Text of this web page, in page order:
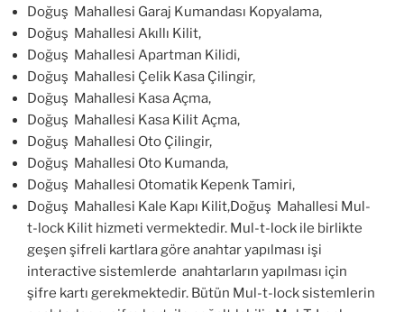
Doğuş Mahallesi Garaj Kumandası Kopyalama,
Doğuş Mahallesi Akıllı Kilit,
Doğuş Mahallesi Apartman Kilidi,
Doğuş Mahallesi Çelik Kasa Çilingir,
Doğuş Mahallesi Kasa Açma,
Doğuş Mahallesi Kasa Kilit Açma,
Doğuş Mahallesi Oto Çilingir,
Doğuş Mahallesi Oto Kumanda,
Doğuş Mahallesi Otomatik Kepenk Tamiri,
Doğuş Mahallesi Kale Kapı Kilit,Doğuş Mahallesi Mul-
t-lock Kilit hizmeti vermektedir. Mul-t-lock ile birlikte
geşen şifreli kartlara göre anahtar yapılması işi
interactive sistemlerde anahtarların yapılması için
şifre kartı gerekmektedir. Bütün Mul-t-lock sistemlerin